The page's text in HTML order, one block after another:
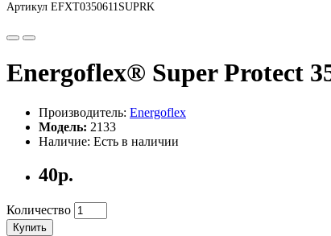
Артикул EFXT0350611SUPRK
Energoflex® Super Protect
Производитель: Energoflex
Модель: 2133
Наличие: Есть в наличии
40р.
Количество
Купить